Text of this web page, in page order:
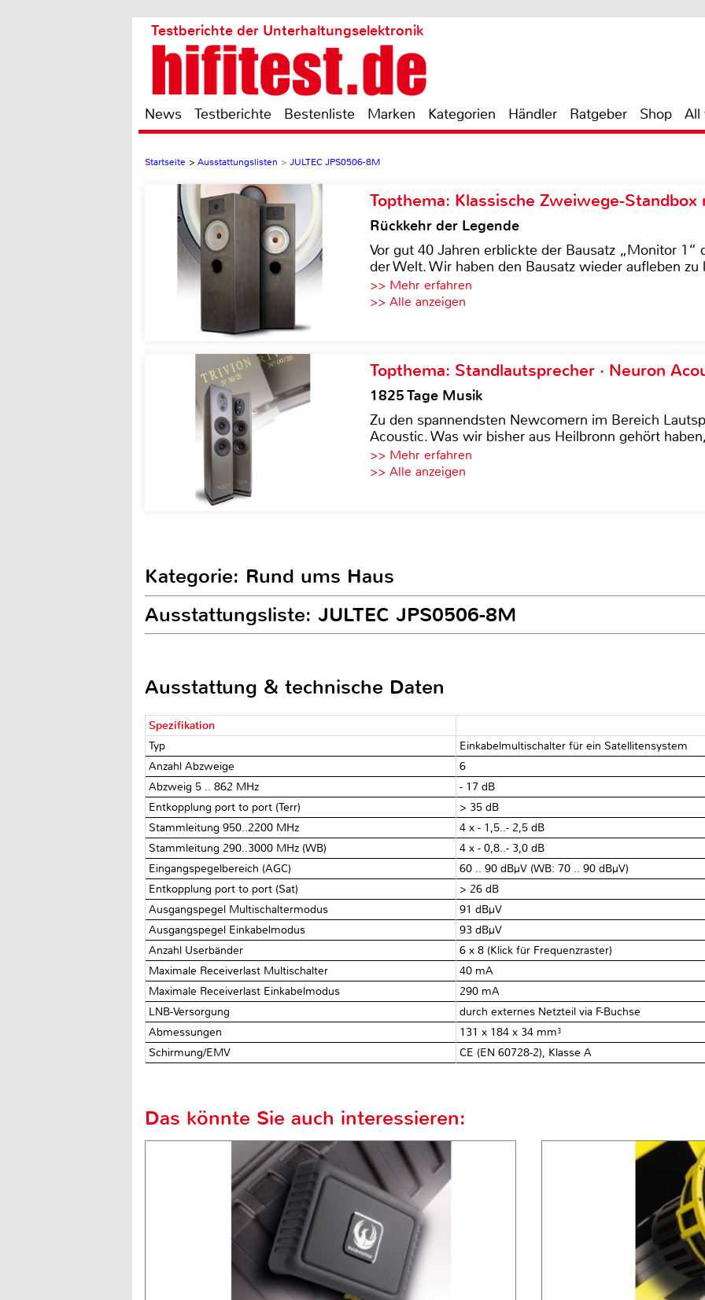
Testberichte der Unterhaltungselektronik
News Testberichte Bestenliste Marken Kategorien Händler Ratgeber Shop All
Startseite > Ausstattungslisten > JULTEC JPS0506-8M
Topthema: Klassische Zweiwege-
Rückkehr der Legende
Vor gut 40 Jahren erblickte der Bausatz „Monitor 1“
der Welt. Wir haben den Bausatz wieder aufleben zu
>> Mehr erfahren
>> Alle anzeigen
Topthema: Standlautsprecher · Neuron
1825 Tage Musik
Zu den spannendsten Newcomern im Bereich
Acoustic. Was wir bisher aus Heilbronn gehört
>> Mehr erfahren
>> Alle anzeigen
Kategorie: Rund ums Haus
Ausstattungsliste: JULTEC JPS0506-8M
Ausstattung & technische Daten
Spezifikation
Typ
Einkabelmultischalter für ein Satellitensystem
Anzahl Abzweige
6
Abzweig 5 .. 862 MHz
- 17 dB
Entkopplung port to port (Terr)
> 35 dB
Stammleitung 950..2200 MHz
4 x - 1,5..- 2,5 dB
Stammleitung 290..3000 MHz (WB)
4 x - 0,8..- 3,0 dB
Eingangspegelbereich (AGC)
60 .. 90 dBµV (WB: 70 .. 90 dBµV)
Entkopplung port to port (Sat)
> 26 dB
Ausgangspegel Multischaltermodus
91 dBµV
Ausgangspegel Einkabelmodus
93 dBµV
Anzahl Userbänder
6 x 8 (Klick für Frequenzraster)
Maximale Receiverlast Multischalter
40 mA
Maximale Receiverlast Einkabelmodus
290 mA
LNB-Versorgung
durch externes Netzteil via F-Buchse
Abmessungen
131 x 184 x 34 mm³
Schirmung/EMV
CE (EN 60728-2), Klasse A
Das könnte Sie auch interessieren: